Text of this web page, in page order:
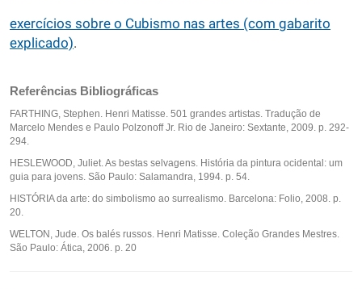
exercícios sobre o Cubismo nas artes (com gabarito
explicado).
Referências Bibliográficas
FARTHING, Stephen. Henri Matisse. 501 grandes artistas. Tradução de
Marcelo Mendes e Paulo Polzonoff Jr. Rio de Janeiro: Sextante, 2009. p. 292-
294.
HESLEWOOD, Juliet. As bestas selvagens. História da pintura ocidental: um
guia para jovens. São Paulo: Salamandra, 1994. p. 54.
HISTÓRIA da arte: do simbolismo ao surrealismo. Barcelona: Folio, 2008. p.
20.
WELTON, Jude. Os balés russos. Henri Matisse. Coleção Grandes Mestres.
São Paulo: Ática, 2006. p. 20